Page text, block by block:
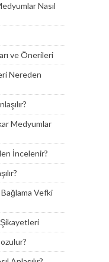
Nasıl
ve Önerileri
Nereden
Medyumlar
İncelenir?
Vefki
Şikayetleri